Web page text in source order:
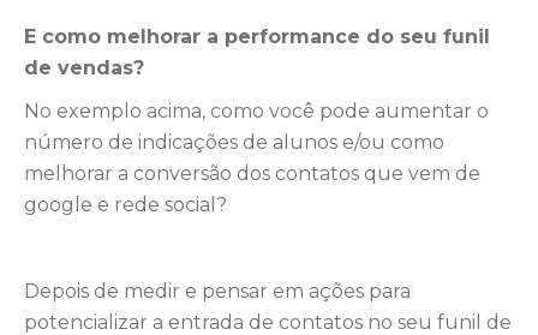
E como melhorar a performance do seu funil
de vendas?
No exemplo acima, como você pode aumentar o
número de indicações de alunos e/ou como
melhorar a conversão dos contatos que vem de
google e rede social?
Depois de medir e pensar em ações para
potencializar a entrada de contatos no seu funil de